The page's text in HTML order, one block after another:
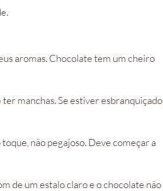
aromas. Chocolate tem um cheiro
manchas. Se estiver esbranquiçado,
não pegajoso. Deve começar a
de um estalo claro e o chocolate não